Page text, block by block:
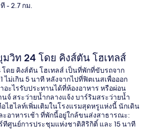
- 2.7 กม.
มวิท 24 โดย คิงส์ตัน โฮเทลส์
โดย คิงส์ตัน โฮเทลส์ เป็นที่พักที่ขับรถจาก
ไม่เกิน 5 นาที หลังจากไปที่ฟิตเนสเพื่อออก
อะไรรับประทานได้ที่ห้องอาหาร หรือผ่อน
จ์ สระว่ายน้ำกลางแจ้ง บาร์ริมสระว่ายน้ำ
ไฮไลท์เพิ่มเติมในโรงแรมสุดหรูแห่งนี้ นักเดิน
อาหารเช้า ที่พักนี้อยู่ใกล้ขนส่งสาธารณะ:
ทีศูนย์การประชุมแห่งชาติสิริกิติ์ และ 15 นาที